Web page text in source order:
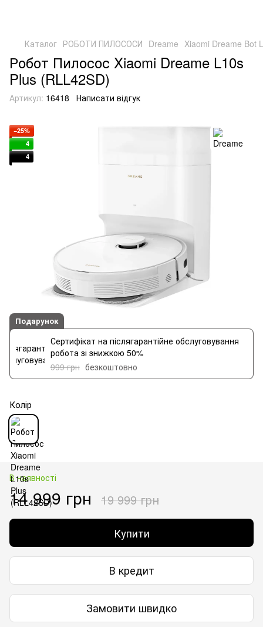
Каталог РОБОТИ ПИЛОСОСИ Dreame Xiaomi Dreame Bot
Робот Пилосос Xiaomi Dreame L10s
Plus (RLL42SD)
Артикул: 16418 Написати відгук
−25%
4
4
Подарунок
Сертифікат на післягарантійне обслуговування
робота зі знижкою 50%
999 грн безкоштовно
Колір
В наявності
14 999 грн 19 999 грн
Купити
В кредит
Замовити швидко